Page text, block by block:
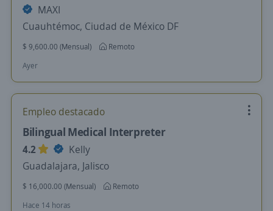
MAXI
Cuauhtémoc, Ciudad de México DF
$ 9,600.00 (Mensual)
Remoto
Ayer
Empleo destacado
Bilingual Medical Interpreter
4.2
Kelly
Guadalajara, Jalisco
$ 16,000.00 (Mensual)
Remoto
Hace 14 horas